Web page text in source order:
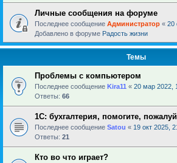
Личные сообщения на форуме
Последнее сообщение Администратор « 20
Добавлено в форуме Радость жизни
Темы
Проблемы с компьютером
Последнее сообщение Kira11 « 20 мар 2022,
Ответы: 66
1С: бухгалтерия, помогите,
Последнее сообщение Satou « 19 окт 2025,
Ответы: 21
Кто во что играет?